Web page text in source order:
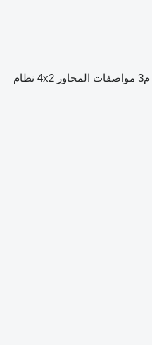
مواصفات المحاور 4x2 نظام